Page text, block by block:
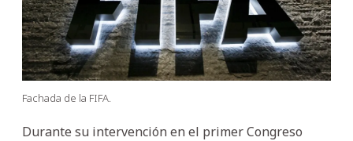
Fachada de la FIFA.
Durante su intervención en el primer Congreso